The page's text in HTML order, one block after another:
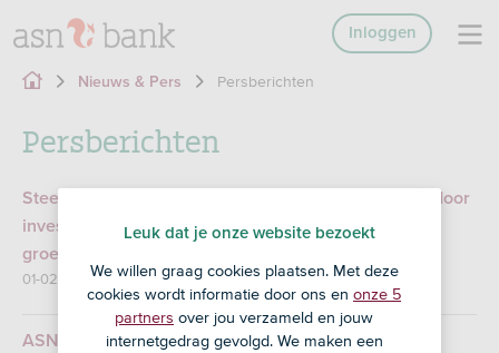
Inloggen
Nieuws & Pers Persberichten
Persberichten
Steekproef laat zien: duurzame beleggingsfondsen door
investeringen in fossiele industrie vaak lang niet zo
groen
01-02-2024
ASN Bank en Kode21 presenteren ‘Fashion
Leuk dat je onze website bezoekt
We willen graag cookies plaatsen. Met deze
cookies wordt informatie door ons en onze 5
partners over jou verzameld en jouw
internetgedrag gevolgd. We maken een